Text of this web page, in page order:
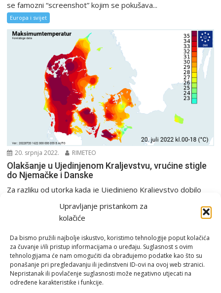
Upravljanje pristankom za
kolačiće
Da bismo pružili najbolje iskustvo, koristimo tehnologije poput kolačića
za čuvanje i/ili pristup informacijama o uređaju. Suglasnost s ovim
tehnologijama će nam omogućiti da obrađujemo podatke kao što su
ponašanje pri pregledavanju ili jedinstveni ID-ovi na ovoj web stranici.
Nepristanak ili povlačenje suglasnosti može negativno utjecati na
određene karakteristike i funkcije.
se famozni “screenshot” kojim se pokušava...
Europa i svijet
20. srpnja 2022. RIMETEO
Olakšanje u Ujedinjenom Kraljevstvu, vrućine stigle
do Njemačke i Danske
Za razliku od utorka kada je Ujedinjeno Kraljevstvo dobilo
novi apsolutni rekord za najvišu dnevnu temperaturu...
Rekordi
Email: rimeteoATyahoo.com